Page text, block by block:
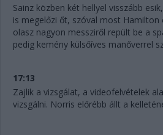
Sainz közben két hellyel visszább
is megelőzi őt, szóval most Hamilton
olasz nagyon messziről repült be a
pedig kemény külsőíves manőverrel
17:13
Zajlik a vizsgálat, a videofelvételek
vizsgálni. Norris előrébb állt a